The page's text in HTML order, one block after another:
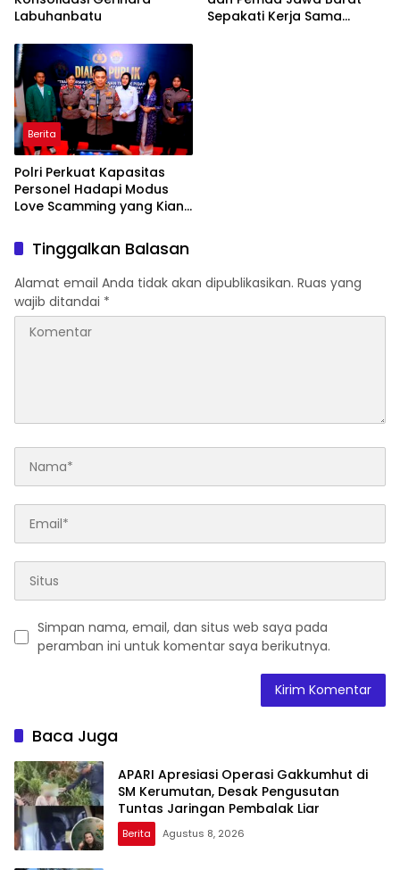
Labuhanbatu
Sepakati Kerja Sama
Berita
Polri Perkuat Kapasitas
Personel Hadapi Modus
Love Scamming yang Kian
Tinggalkan Balasan
Alamat email Anda tidak akan dipublikasikan. Ruas yang
wajib ditandai *
Simpan nama, email, dan situs web saya pada
peramban ini untuk komentar saya berikutnya.
Baca Juga
APARI Apresiasi Operasi Gakkumhut di
SM Kerumutan, Desak Pengusutan
Tuntas Jaringan Pembalak Liar
Berita Agustus 8, 2026